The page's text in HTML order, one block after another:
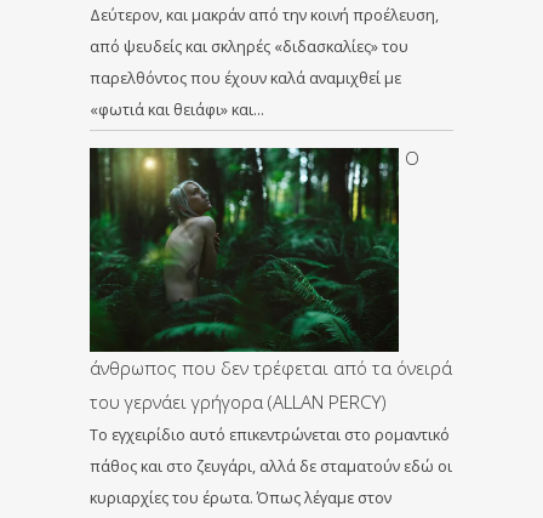
Δεύτερον, και μακράν από την κοινή προέλευση,
από ψευδείς και σκληρές «διδασκαλίες» του
παρελθόντος που έχουν καλά αναμιχθεί με
«φωτιά και θειάφι» και…
Ο
άνθρωπος που δεν τρέφεται από τα όνειρά
του γερνάει γρήγορα (ALLAN PERCY)
Το εγχειρίδιο αυτό επικεντρώνεται στο ρομαντικό
πάθος και στο ζευγάρι, αλλά δε σταματούν εδώ οι
κυριαρχίες του έρωτα. Όπως λέγαμε στον